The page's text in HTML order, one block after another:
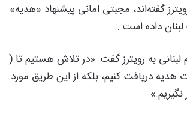
گفته‌اند، مجبتی امانی پیشنهاد «هدیه»
داده است .
لبنانی به رویترز گفت: «در تلاش هستیم تا (
دریافت کنیم، بلکه از این طریق مورد
نگیریم.»